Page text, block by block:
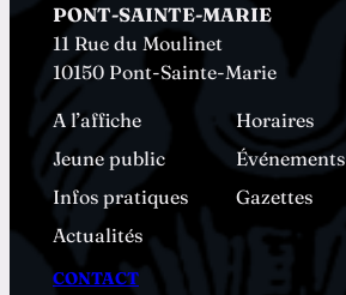
PONT-SAINTE-MARIE
11 Rue du Moulinet
10150 Pont-Sainte-Marie
A l’affiche
Horaires
Jeune public
Événements
Infos pratiques
Gazettes
Actualités
CONTACT